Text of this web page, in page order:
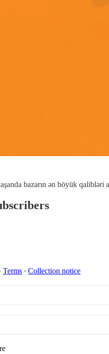
bazarın ən böyük
∙ Terms ∙ Collection notice